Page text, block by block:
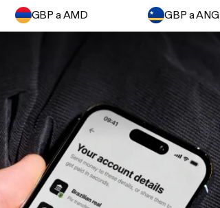
GBP a AMD GBP a ANG